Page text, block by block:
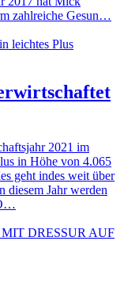
zahlreiche Gesun…
2021 im
in Höhe von 4.065
geht indes weit über
diesem Jahr werden